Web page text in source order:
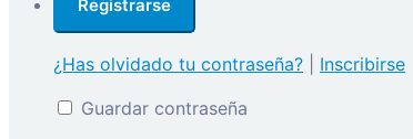
¿Has olvidado tu contraseña?
Inscribirse
Guardar contraseña